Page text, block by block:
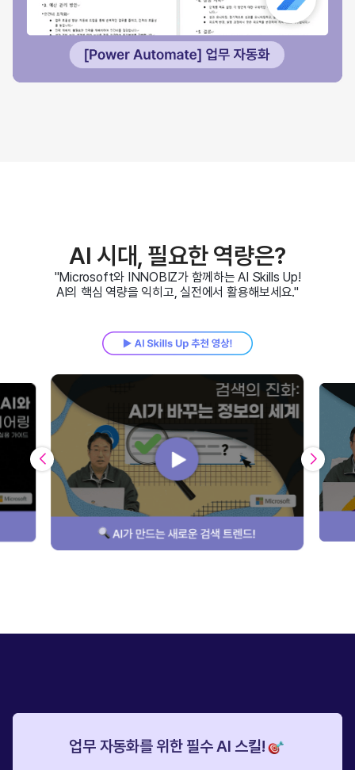
AI 시대, 필요한 역량은?
"Microsoft와 INNOBIZ가 함께하는 AI Skills Up!
AI의 핵심 역량을 익히고, 실전에서 활용해보세요."
업무 자동화를 위한 필수 AI 스킬!